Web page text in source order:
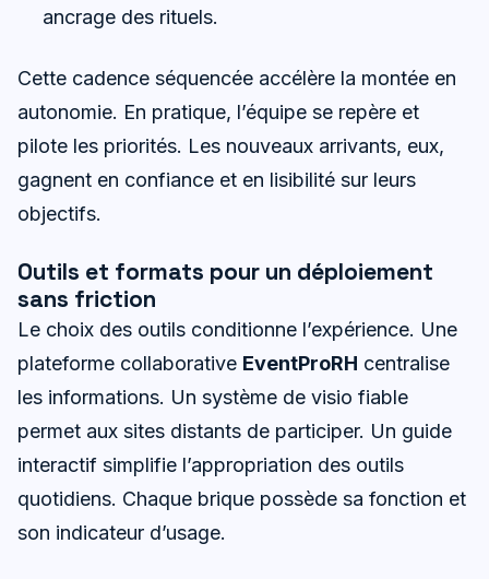
ancrage des rituels.
Cette cadence séquencée accélère la montée en
autonomie. En pratique, l’équipe se repère et
pilote les priorités. Les nouveaux arrivants, eux,
gagnent en confiance et en lisibilité sur leurs
objectifs.
Outils et formats pour un déploiement
sans friction
Le choix des outils conditionne l’expérience. Une
plateforme collaborative EventProRH centralise
les informations. Un système de visio fiable
permet aux sites distants de participer. Un guide
interactif simplifie l’appropriation des outils
quotidiens. Chaque brique possède sa fonction et
son indicateur d’usage.